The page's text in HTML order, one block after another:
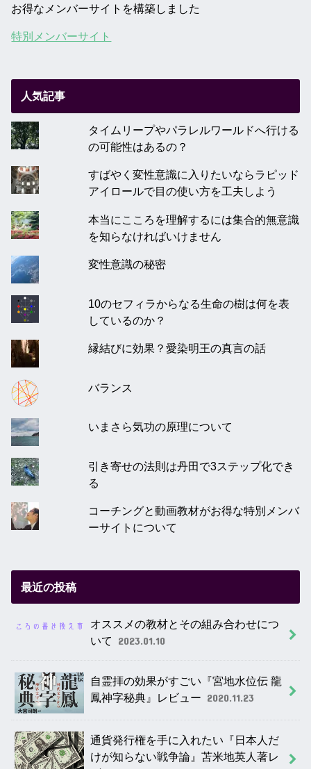
お得なメンバーサイトを構築しました
特別メンバーサイト
人気記事
タイムリープやパラレルワールドへ行ける
の可能性はあるの？
すばやく変性意識に入りたいならラピッド
アイロールで目の使い方を工夫しよう
本当にこころを理解するには集合的無意識
を知らなければいけません
変性意識の秘密
10のセフィラからなる生命の樹は何を表
しているのか？
縁結びに効果？愛染明王の真言の話
バランス
いまさら気功の原理について
引き寄せの法則は丹田で3ステップ化でき
る
コーチングと動画教材がお得な特別メンバ
ーサイトについて
最近の投稿
オススメの教材とその組み合わせにつ
いて
2023.01.10
自霊拝の効果がすごい『宮地水位伝 龍
鳳神字秘典』レビュー 2020.11.23
通貨発行権を手に入れたい『日本人だ
けが知らない戦争論』苫米地英人著レ